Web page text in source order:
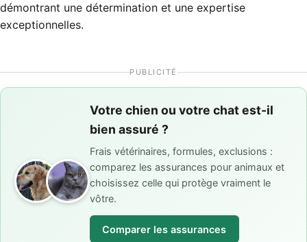
démontrant une détermination et une expertise
exceptionnelles.
PUBLICITÉ
Votre chien ou votre chat est-il
bien assuré ?
Frais vétérinaires, formules, exclusions :
comparez les assurances pour animaux et
choisissez celle qui protège vraiment le
vôtre.
Comparer les assurances